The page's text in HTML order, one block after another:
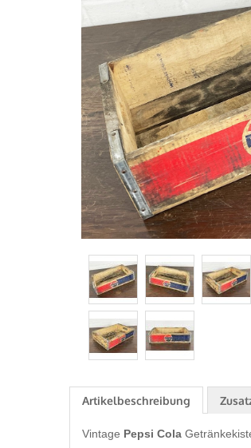
Artikelbeschreibung
Vintage Pepsi Cola